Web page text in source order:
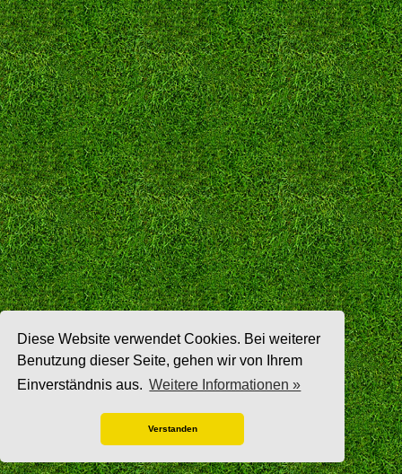
Diese Website verwendet Cookies. Bei weiterer
Benutzung dieser Seite, gehen wir von Ihrem
Einverständnis aus. Weitere Informationen »
Verstanden